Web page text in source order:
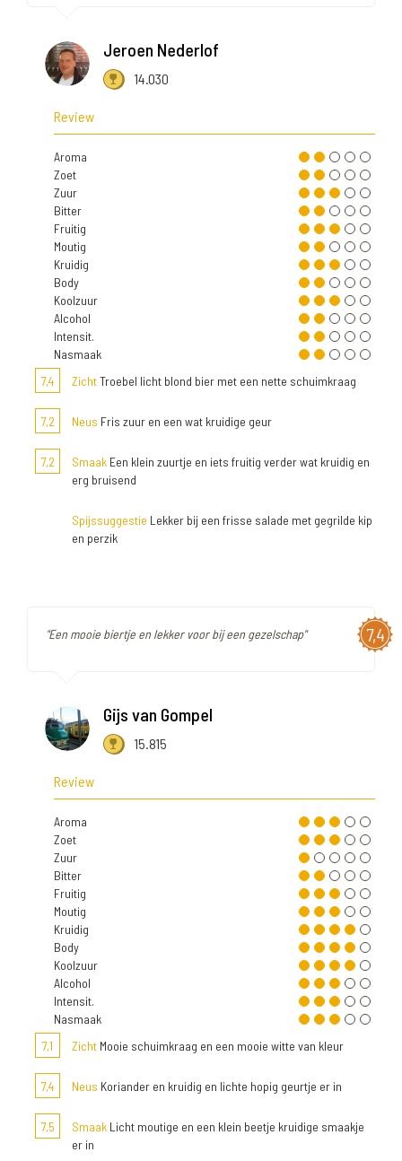
Jeroen Nederlof
14.030
Review
Aroma
Zoet
Zuur
Bitter
Fruitig
Moutig
Kruidig
Body
Koolzuur
Alcohol
Intensit.
Nasmaak
7,4
ZichtTroebel licht blond bier met een nette schuimkraag
7,2 Neus Fris zuur en een wat kruidige geur
7,2 Smaak Een klein zuurtje en iets fruitig verder wat kruidig en
erg bruisend
Spijssuggestie Lekker bij een frisse salade met gegrilde kip
en perzik
7,4
"Een mooie biertje en lekker voor bij een gezelschap"
Gijs van Gompel
15.815
Review
Aroma
Zoet
Zuur
Bitter
Fruitig
Moutig
Kruidig
Body
Koolzuur
Alcohol
Intensit.
Nasmaak
7,1
Zicht Mooie schuimkraag en een mooie witte van kleur
7,4 Neus Koriander en kruidig en lichte hopig geurtje er in
7,5 Smaak Licht moutige en een klein beetje kruidige smaakje
er in